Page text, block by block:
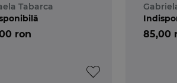
Tabarca
ron 85,00